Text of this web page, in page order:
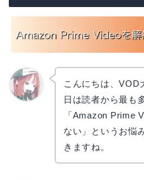
こんにちは、VOD
日は読者から最も
「Amazon Prime
ない」というお悩
きますね。